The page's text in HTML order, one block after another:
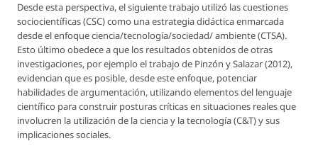
Desde esta perspectiva, el siguiente trabajo utilizó las cuestiones
sociocientíficas (CSC) como una estrategia didáctica enmarcada
desde el enfoque ciencia/tecnología/sociedad/ ambiente (CTSA).
Esto último obedece a que los resultados obtenidos de otras
investigaciones, por ejemplo el trabajo de Pinzón y Salazar (2012),
evidencian que es posible, desde este enfoque, potenciar
habilidades de argumentación, utilizando elementos del lenguaje
científico para construir posturas críticas en situaciones reales que
involucren la utilización de la ciencia y la tecnología (C&T) y sus
implicaciones sociales.